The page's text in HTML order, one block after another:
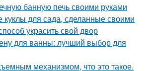
банную печь своими руками
куклы для сада, сделанные своими
украсить свой двор
для ванны: лучший выбор для
механизмом, что это такое.